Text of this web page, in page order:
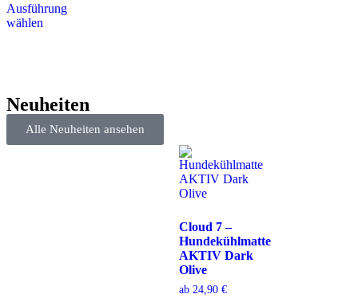
Ausführung
wählen
Neuheiten
Alle Neuheiten ansehen
Cloud 7 –
Hundekühlmatte
AKTIV Dark
Olive
ab 24,90 €